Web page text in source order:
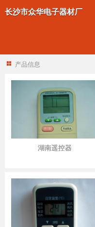
长沙市众华电子器材厂
产品信息
湖南遥控器